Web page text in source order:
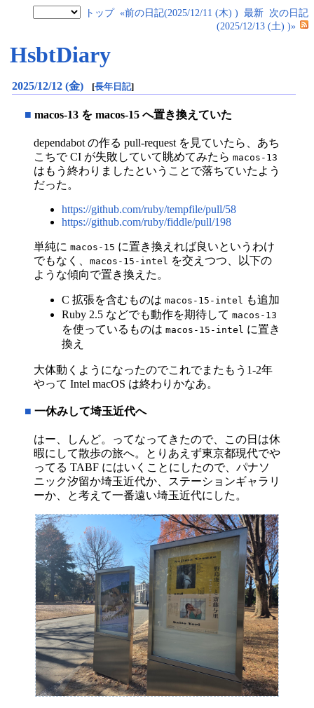
トップ «前の日記(2025/12/11 (木) ) 最新 次の日記
(2025/12/13 (土) )»
HsbtDiary
2025/12/12 (金) [長年日記]
■ macos-13 を macos-15 へ置き換えていた
dependabot の作る pull-request を見ていたら、あち
こちで CI が失敗していて眺めてみたら macos-13
はもう終わりましたということで落ちていたよう
だった。
https://github.com/ruby/tempfile/pull/58
https://github.com/ruby/fiddle/pull/198
単純に macos-15 に置き換えれば良いというわけ
でもなく、 macos-15-intel を交えつつ、以下の
ような傾向で置き換えた。
C 拡張を含むものは macos-15-intel
も追加
Ruby 2.5 などでも動作を期待して macos-13
を使っているものは macos-15-intel に置き
換え
大体動くようになったのでこれでまたもう1-2年
やって Intel macOS は終わりかなあ。
■ 一休みして埼玉近代へ
はー、しんど。ってなってきたので、この日は休
暇にして散歩の旅へ。とりあえず東京都現代でや
ってる TABF にはいくことにしたので、パナソ
ニック汐留か埼玉近代か、ステーションギャラリ
ーか、と考えて一番遠い埼玉近代にした。